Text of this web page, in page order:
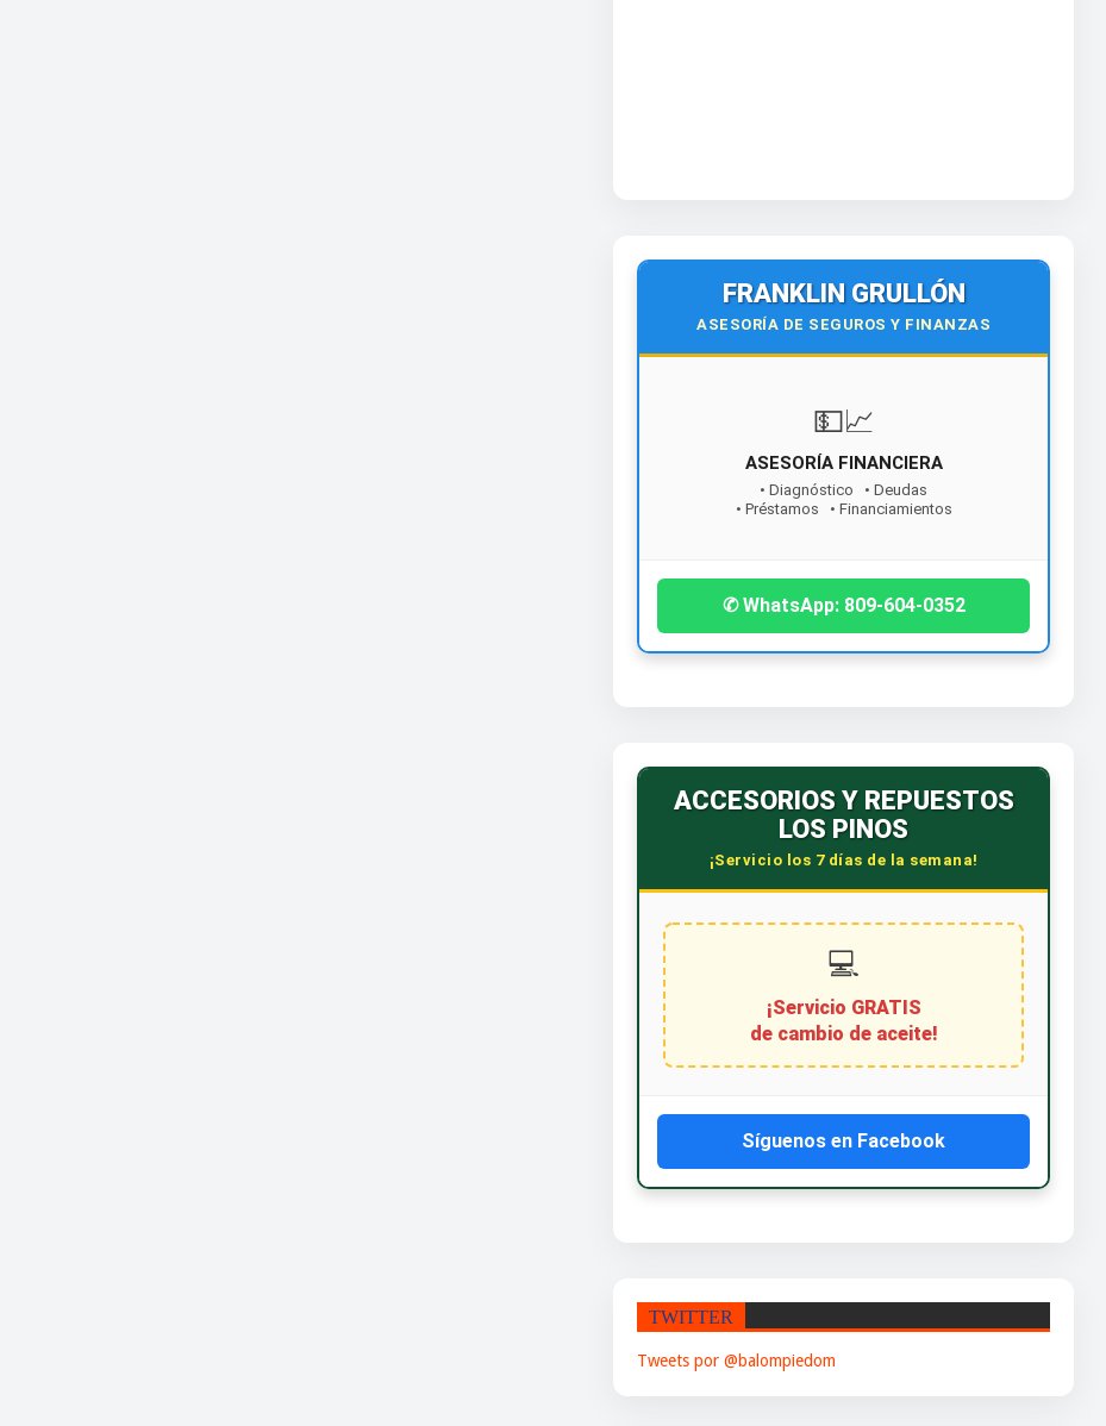
FRANKLIN GRULLÓN
ASESORÍA DE SEGUROS Y FINANZAS
💵📈
ASESORÍA FINANCIERA
• Diagnóstico • Deudas
• Préstamos • Financiamientos
¡Contáctanos hoy!
✆ WhatsApp: 809-604-0352
ACCESORIOS Y REPUESTOS
LOS PINOS
¡Servicio los 7 días de la semana!
💻
¡Servicio GRATIS
de cambio de aceite!
Síguenos en Facebook
TWITTER
Tweets por @balompiedom